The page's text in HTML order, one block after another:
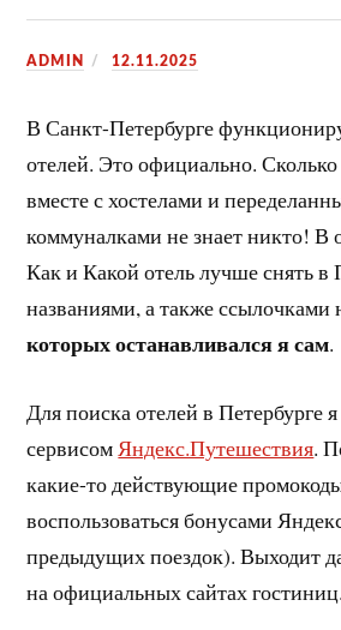
ADMIN 12.11.2025
В Санкт-Петербурге
отелей. Это официально.
вместе с хостелами и
коммуналками не знает никто! В
Как и Какой отель лучше снять в
названиями, а также
которых останавливался я сам.
Для поиска отелей в Петербурге
сервисомЯндекс.Путешествия.
какие-то действующие
воспользоваться бонусами
предыдущих поездок). Выходит
на официальных сайтах гостиниц.